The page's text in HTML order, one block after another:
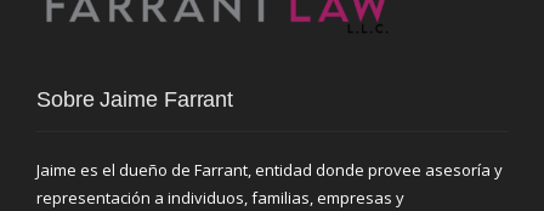
Sobre Jaime Farrant
Jaime es el dueño de Farrant, entidad donde provee asesoría y
representación a individuos, familias, empresas y